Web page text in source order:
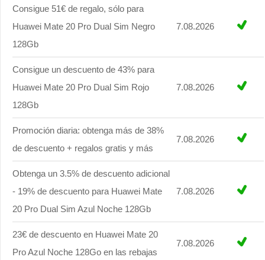
Consigue 51€ de regalo, sólo para
Huawei Mate 20 Pro Dual Sim Negro
128Gb
7.08.2026
Consigue un descuento de 43% para
Huawei Mate 20 Pro Dual Sim Rojo
128Gb
7.08.2026
Promoción diaria: obtenga más de 38%
de descuento + regalos gratis y más
7.08.2026
Obtenga un 3.5% de descuento adicional
- 19% de descuento para Huawei Mate
20 Pro Dual Sim Azul Noche 128Gb
7.08.2026
23€ de descuento en Huawei Mate 20
Pro Azul Noche 128Go en las rebajas
7.08.2026